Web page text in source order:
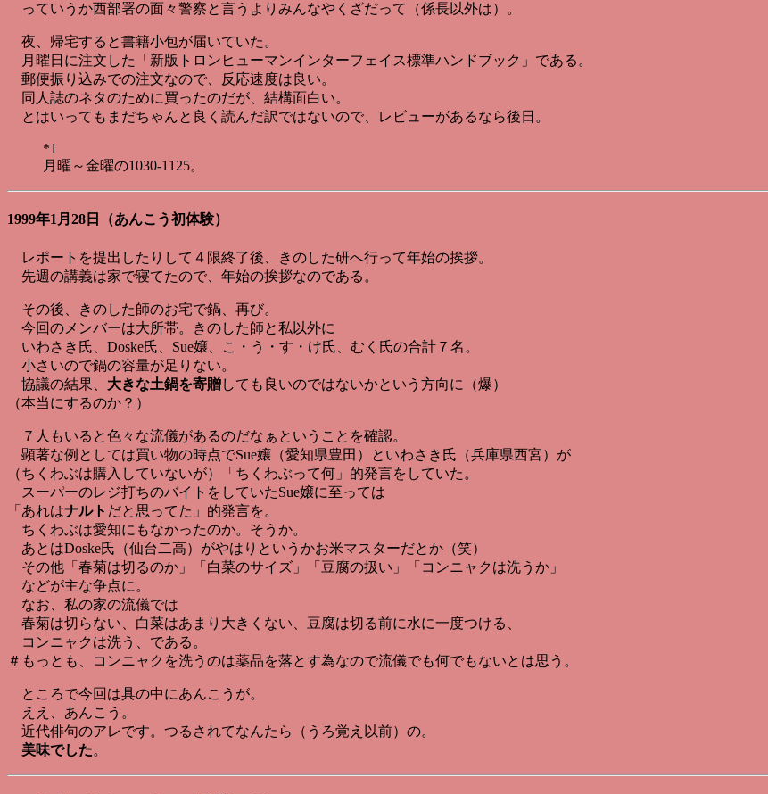
っていうか西部署の面々警察と言うよりみんなやくざだって（係長以外は）。
夜、帰宅すると書籍小包が届いていた。
月曜日に注文した「新版トロンヒューマンインターフェイス標準ハンドブック」である。
郵便振り込みでの注文なので、反応速度は良い。
同人誌のネタのために買ったのだが、結構面白い。
とはいってもまだちゃんと良く読んだ訳ではないので、レビューがあるなら後日。
*1
月曜～金曜の1030-1125。
1999年1月28日（あんこう初体験）
レポートを提出したりして４限終了後、きのした研へ行って年始の挨拶。
先週の講義は家で寝てたので、年始の挨拶なのである。
その後、きのした師のお宅で鍋、再び。
今回のメンバーは大所帯。きのした師と私以外に
いわさき氏、Doske氏、Sue嬢、こ・う・す・け氏、むく氏の合計７名。
小さいので鍋の容量が足りない。
協議の結果、 大きな土鍋を寄贈しても良いのではないかという方向に（爆）
（本当にするのか？）
７人もいると色々な流儀があるのだなぁということを確認。
顕著な例としては買い物の時点でSue嬢（愛知県豊田）といわさき氏（兵庫県西宮）が
（ちくわぶは購入していないが）「ちくわぶって何」的発言をしていた。
スーパーのレジ打ちのバイトをしていたSue嬢に至っては
「あれはナルト だと思ってた」的発言を。
ちくわぶは愛知にもなかったのか。そうか。
あとはDoske氏（仙台二高）がやはりというかお米マスターだとか（笑）
その他「春菊は切るのか」「白菜のサイズ」「豆腐の扱い」「コンニャクは洗うか」
などが主な争点に。
なお、私の家の流儀では
春菊は切らない、白菜はあまり大きくない、豆腐は切る前に水に一度つける、
コンニャクは洗う、である。
＃もっとも、コンニャクを洗うのは薬品を落とす為なので流儀でも何でもないとは思う。
ところで今回は具の中にあんこうが。
ええ、あんこう。
近代俳句のアレです。つるされてなんたら（うろ覚え以前）の。
美味でした。